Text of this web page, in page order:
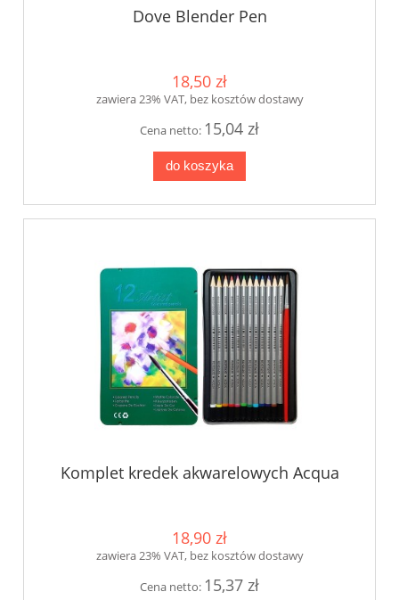
Dove Blender Pen
18,50 zł
zawiera 23% VAT, bez kosztów dostawy
Cena netto: 15,04 zł
do koszyka
Komplet kredek akwarelowych Acqua
18,90 zł
zawiera 23% VAT, bez kosztów dostawy
Cena netto: 15,37 zł